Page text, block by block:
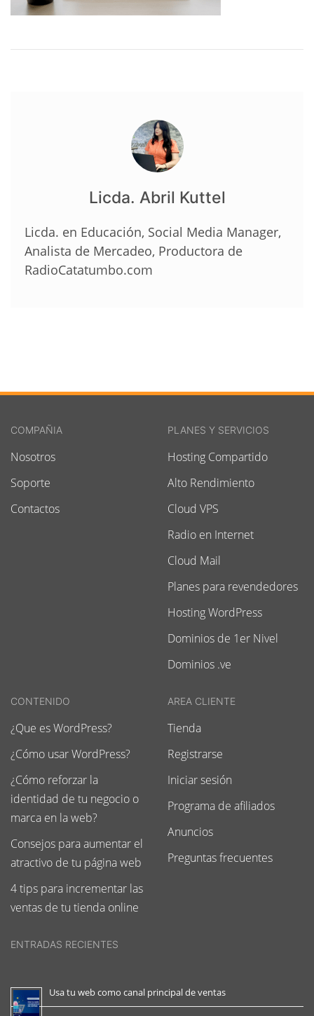
Licda. Abril Kuttel
Licda. en Educación, Social Media Manager,
Analista de Mercadeo, Productora de
RadioCatatumbo.com
COMPAÑIA
Nosotros
Soporte
Contactos
PLANES Y SERVICIOS
Hosting Compartido
Alto Rendimiento
Cloud VPS
Radio en Internet
Cloud Mail
Planes para revendedores
Hosting WordPress
Dominios de 1er Nivel
Dominios .ve
CONTENIDO
¿Que es WordPress?
¿Cómo usar WordPress?
¿Cómo reforzar la
identidad de tu negocio o
marca en la web?
Consejos para aumentar el
atractivo de tu página web
4 tips para incrementar las
ventas de tu tienda online
AREA CLIENTE
Tienda
Registrarse
Iniciar sesión
Programa de afiliados
Anuncios
Preguntas frecuentes
ENTRADAS RECIENTES
Usa tu web como canal principal de ventas